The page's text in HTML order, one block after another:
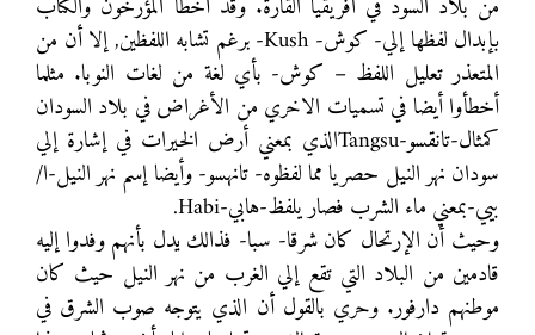
بإبدال لفظها إلي- كوش- Kush- برغم تشابه اللفظين, إلا أن من
المتعذر تعليل اللفظ – كوش- بأي لغة من لغات النوبا. مثلما
أخطأوا أيضا في تسميات الاخري من الأغراض في بلاد السودان
كمثال-تانقسو-Tangsuالذي بمعني أرض الخيرات في إشارة إلي
سودان نهر النيل حصريا مما لفظوه- تانهسو- وأيضا إسم نهر النيل-ا/
بيي-بمعني ماء الشرب فصار يلفظ-هابي-Habi.
وحيث أن الإرتحال كان شرقا- سبا- فذالك يدل بأنهم وفدوا إليه
قادمين من البلاد التي تقع إلي الغرب من نهر النيل حيث كان
موطنهم دارفور. وحري بالقول أن الذي يتوجه صوب الشرق في